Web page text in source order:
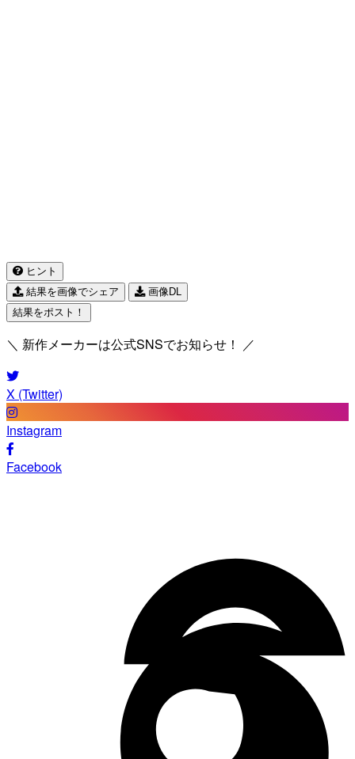
ヒント
結果を画像でシェア
画像DL
結果をポスト！
＼ 新作メーカーは公式SNSでお知らせ！ ／
X (Twitter)
Instagram
Facebook